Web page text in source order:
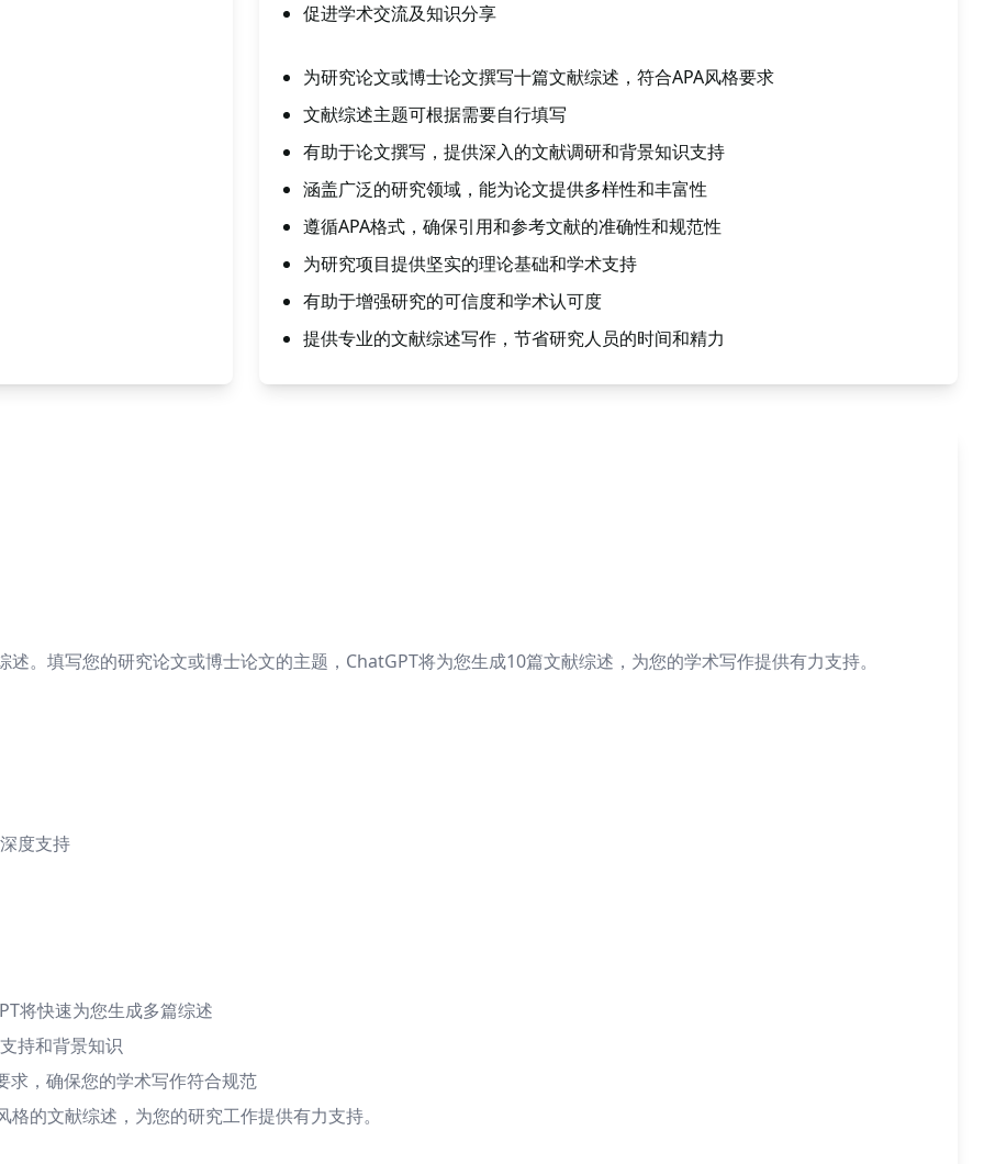
促进学术交流及知识分享
为研究论文或博士论文撰写十篇文献综述，符合APA风格要求
文献综述主题可根据需要自行填写
有助于论文撰写，提供深入的文献调研和背景知识支持
涵盖广泛的研究领域，能为论文提供多样性和丰富性
遵循APA格式，确保引用和参考文献的准确性和规范性
为研究项目提供坚实的理论基础和学术支持
有助于增强研究的可信度和学术认可度
提供专业的文献综述写作，节省研究人员的时间和精力
。填写您的研究论文或博士论文的主题，ChatGPT将为您生成10篇文献综述，为您的学术写作提供有力支持。
度支持
将快速为您生成多篇综述
持和背景知识
求，确保您的学术写作符合规范
的文献综述，为您的研究工作提供有力支持。